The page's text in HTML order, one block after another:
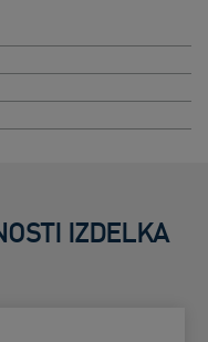
IZDELKA